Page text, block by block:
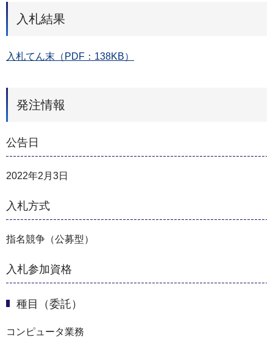
入札結果
入札てん末（PDF：138KB）
発注情報
公告日
2022年2月3日
入札方式
指名競争（公募型）
入札参加資格
種目（委託）
コンピュータ業務